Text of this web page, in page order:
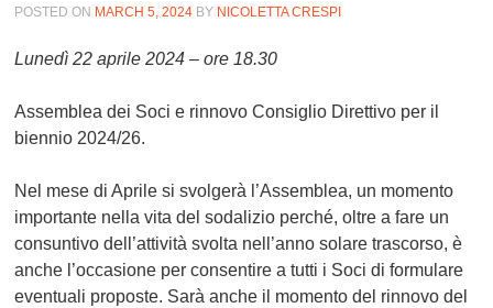
POSTED ON MARCH 5, 2024 BY NICOLETTA CRESPI
Lunedì 22 aprile 2024 – ore 18.30
Assemblea dei Soci e rinnovo Consiglio Direttivo per il
biennio 2024/26.
Nel mese di Aprile si svolgerà l’Assemblea, un momento
importante nella vita del sodalizio perché, oltre a fare un
consuntivo dell’attività svolta nell’anno solare trascorso, è
anche l’occasione per consentire a tutti i Soci di formulare
eventuali proposte. Sarà anche il momento del rinnovo del